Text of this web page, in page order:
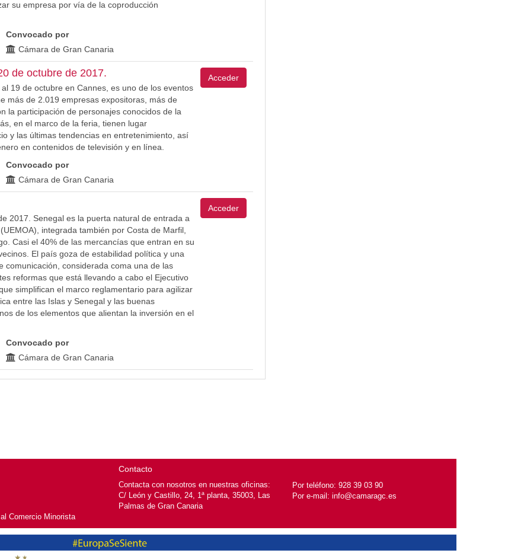
su empresa por vía de la coproducción
Convocado por
Cámara de Gran Canaria
de octubre de 2017.
19 de octubre en Cannes, es uno de los eventos
más de 2.019 empresas expositoras, más de
la participación de personajes conocidos de la
en el marco de la feria, tienen lugar
y las últimas tendencias en entretenimiento, así
en contenidos de televisión y en línea.
Convocado por
Cámara de Gran Canaria
Acceder
2017. Senegal es la puerta natural de entrada a
integrada también por Costa de Marfil,
Casi el 40% de las mercancías que entran en su
El país goza de estabilidad política y una
comunicación, considerada coma una de las
reformas que está llevando a cabo el Ejecutivo
simplifican el marco reglamentario para agilizar
entre las Islas y Senegal y las buenas
de los elementos que alientan la inversión en el
Convocado por
Cámara de Gran Canaria
Acceder
Comercio Minorista
Contacto
Contacta con nosotros en nuestras oficinas:
C/ León y Castillo, 24, 1ª planta, 35003, Las
Palmas de Gran Canaria
Por teléfono: 928 39 03 90
Por e-mail: info@camaragc.es